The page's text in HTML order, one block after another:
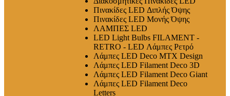
Πινακίδες LED Διπλής Όψης
Πινακίδες LED Μονής Όψης
ΛΑΜΠΕΣ LED
LED Light Bulbs FILAMENT -
RETRO - LED Λάμπες Ρετρό
Λάμπες LED Deco MTX Design
Λάμπες LED Filament Deco 3D
Λάμπες LED Filament Deco Giant
Λάμπες LED Filament Deco
Letters